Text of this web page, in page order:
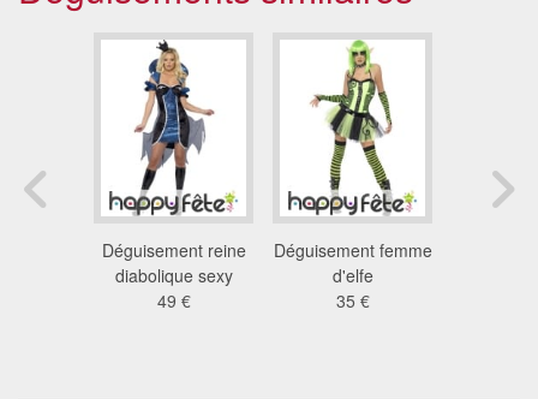
Déguisement reine
diabolique sexy
49 €
Déguisement femme
d'elfe
35 €